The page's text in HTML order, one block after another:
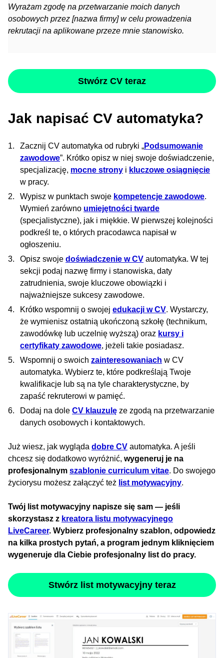
Wyrażam zgodę na przetwarzanie moich danych
osobowych przez [nazwa firmy] w celu prowadzenia
rekrutacji na aplikowane przeze mnie stanowisko.
Stwórz CV teraz
Jak napisać CV automatyka?
Zacznij CV automatyka od rubryki „Podsumowanie
zawodowe”. Krótko opisz w niej swoje doświadczenie,
specjalizację, mocne strony i kluczowe osiągnięcie
w pracy.
Wypisz w punktach swoje kompetencje zawodowe.
Wymień zarówno umiejętności twarde
(specjalistyczne), jak i miękkie. W pierwszej kolejności
podkreśl te, o których pracodawca napisał w
ogłoszeniu.
Opisz swoje doświadczenie w CV automatyka. W tej
sekcji podaj nazwę firmy i stanowiska, daty
zatrudnienia, swoje kluczowe obowiązki i
najważniejsze sukcesy zawodowe.
Krótko wspomnij o swojej edukacji w CV. Wystarczy,
że wymienisz ostatnią ukończoną szkołę (technikum,
zawodówkę lub uczelnię wyższą) oraz kursy i
certyfikaty zawodowe, jeżeli takie posiadasz.
Wspomnij o swoich zainteresowaniach w CV
automatyka. Wybierz te, które podkreślają Twoje
kwalifikacje lub są na tyle charakterystyczne, by
zapaść rekruterowi w pamięć.
Dodaj na dole CV klauzulę ze zgodą na przetwarzanie
danych osobowych i kontaktowych.
Już wiesz, jak wygląda dobre CV automatyka. A jeśli
chcesz się dodatkowo wyróżnić, wygeneruj je na
profesjonalnym szablonie curriculum vitae. Do swojego
życiorysu możesz załączyć też list motywacyjny.
Twój list motywacyjny napisze się sam — jeśli
skorzystasz z kreatora listu motywacyjnego
LiveCareer. Wybierz profesjonalny szablon, odpowiedz
na kilka prostych pytań, a program jednym kliknięciem
wygeneruje dla Ciebie profesjonalny list do pracy.
Stwórz list motywacyjny teraz